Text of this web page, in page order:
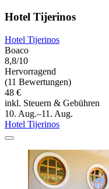
Hotel Tijerinos
Hotel Tijerinos
Boaco
8,8/10
Hervorragend
(11 Bewertungen)
48 €
inkl. Steuern & Gebühren
10. Aug.–11. Aug.
Hotel Tijerinos